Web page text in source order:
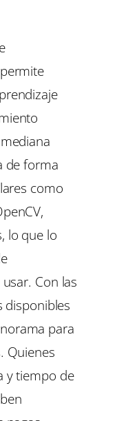
de forma
como
lo que lo
Con las
disponibles
para
Quienes
y tiempo de